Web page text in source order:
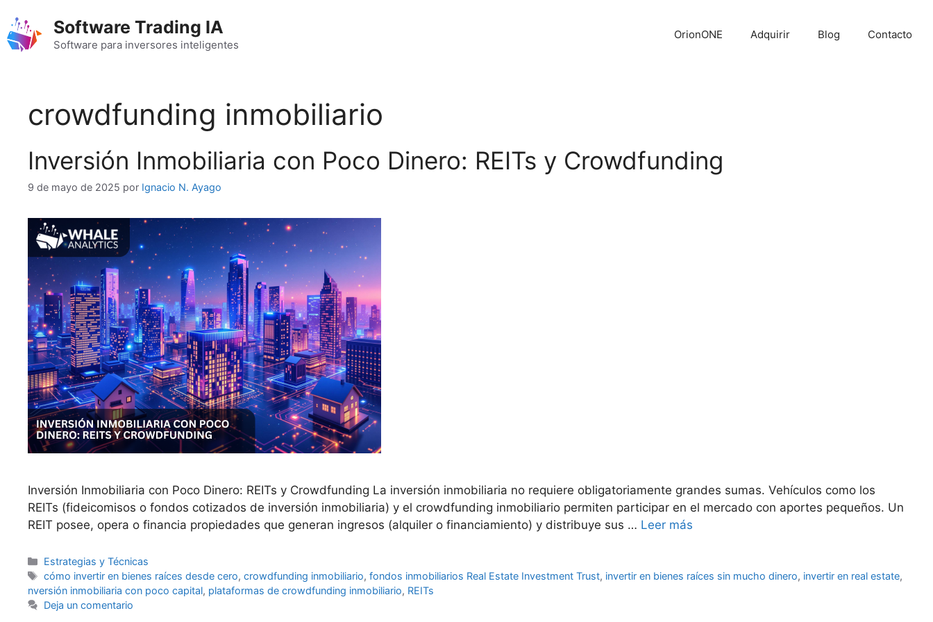
contenido
Software Trading IA
Software para inversores inteligentes
OrionONE Adquirir Blog Contacto
crowdfunding inmobiliario
Inversión Inmobiliaria con Poco Dinero: REITs y Crowdfunding
9 de mayo de 2025 por Ignacio N. Ayago
Inversión Inmobiliaria con Poco Dinero: REITs y Crowdfunding La inversión inmobiliaria no requiere obligatoriamente grandes sumas. Vehículos como los
REITs (fideicomisos o fondos cotizados de inversión inmobiliaria) y el crowdfunding inmobiliario permiten participar en el mercado con aportes pequeños. Un
REIT posee, opera o financia propiedades que generan ingresos (alquiler o financiamiento) y distribuye sus … Leer más
Categorías
Estrategias y Técnicas
Etiquetas
cómo invertir en bienes raíces desde cero,crowdfunding inmobiliario,fondos inmobiliarios Real Estate Investment Trust, invertir en bienes raíces sin mucho dinero, invertir en real estate,
nversión inmobiliaria con poco capital, plataformas de crowdfunding inmobiliario, REITs
Deja un comentario